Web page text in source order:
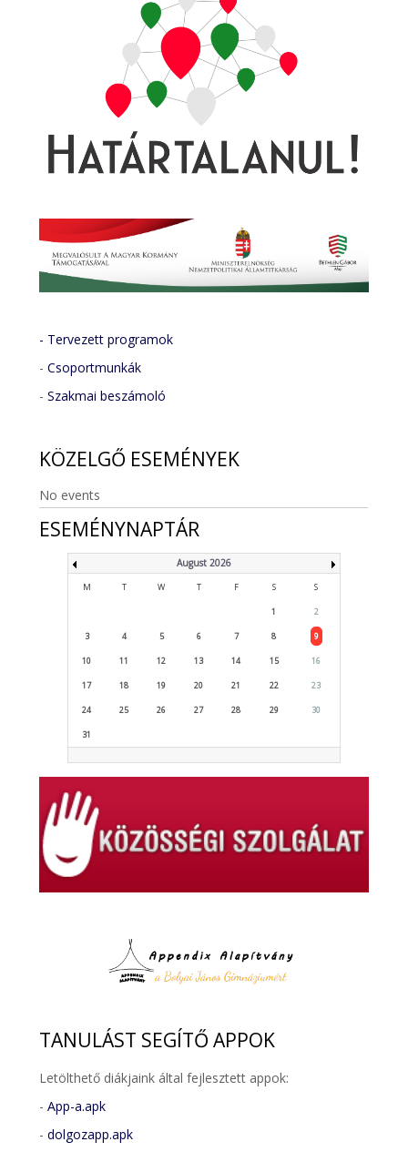
- Tervezett programok
-Csoportmunkák
-Szakmai beszámoló
KÖZELGŐ ESEMÉNYEK
No events
ESEMÉNYNAPTÁR
August 2026
M T W T F S S
1 2
3 4 5 6 7 8 9
10 11 12 13 14 15 16
17 18 19 20 21 22 23
24 25 26 27 28 29 30
31
TANULÁST SEGÍTŐ APPOK
Letölthető diákjaink által fejlesztett appok:
-App-a.apk
-dolgozapp.apk